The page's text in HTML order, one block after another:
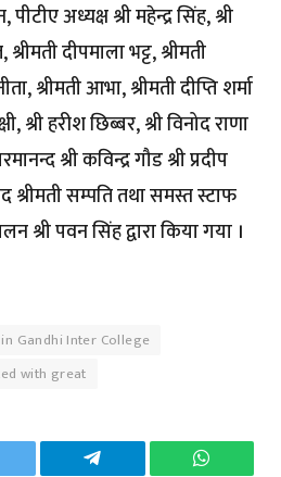
अध्यक्ष श्री महेन्द्र सिंह, श्री
दीपमाला भट्ट, श्रीमती
श्रीमती आभा, श्रीमती दीप्ति शर्मा
श्री हरीश छिब्बर, श्री विनोद राणा
श्री कविन्द्र गौड श्री प्रदीप
श्रीमती सम्पति तथा समस्त स्टाफ
श्री पवन सिंह द्वारा किया गया ।
Gandhi Inter College
with great